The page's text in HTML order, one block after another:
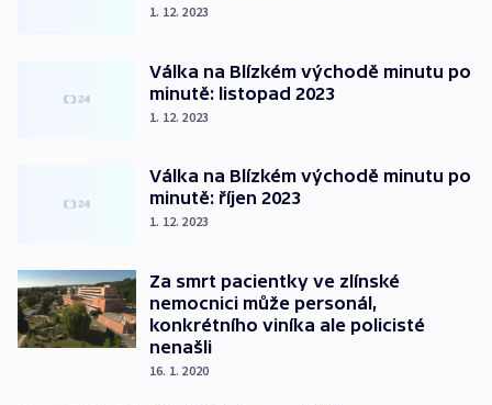
1. 12. 2023
Válka na Blízkém východě minutu po
minutě: listopad 2023
1. 12. 2023
Válka na Blízkém východě minutu po
minutě: říjen 2023
1. 12. 2023
Za smrt pacientky ve zlínské
nemocnici může personál,
konkrétního viníka ale policisté
nenašli
16. 1. 2020